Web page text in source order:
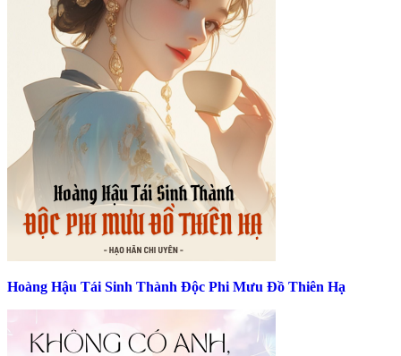
Hoàng Hậu Tái Sinh Thành Độc Phi Mưu Đồ Thiên Hạ